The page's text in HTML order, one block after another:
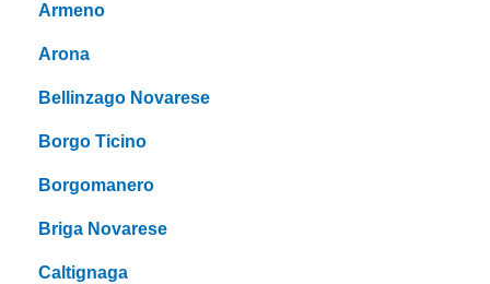
Armeno
Arona
Bellinzago Novarese
Borgo Ticino
Borgomanero
Briga Novarese
Caltignaga